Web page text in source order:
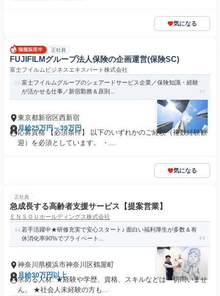
気になる
正社員
FUJIFILMグループ法人保険の企画運営(保険SC)
富士フイルムビジネスエキスパート株式会社
富士フイルムグループのシェアードサービス企業／保険知識・経験
が活かせる仕事／新宿勤務＆原則...
東京都新宿区西新宿
月給25万円～39万円
応募資格 【必須条件】 以下のいずれかのご経験（複数経験歓
迎）を必須としています。 ・...
気になる
正社員
急成長する高齢者支援サービス【提案営業】
ＥＮＳＯＵホールディングス株式会社
若手活躍中★研修充実で安心スタート♪ 面白い福利厚生が多数＆有
休消化率90%でプライベート...
神奈川県横浜市神奈川区鶴屋町
月給30万円以上
求める人材: ★経験や学歴、資格、スキルなどは一切問いませ
ん。 ★社会人未経験の方も...